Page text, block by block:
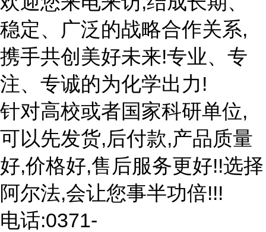
稳定、广泛的战略合作关系,
携手共创美好未来!专业、专
注、专诚的为化学出力!
针对高校或者国家科研单位,
可以先发货,后付款,产品质量
好,价格好,售后服务更好!!选择
阿尔法,会让您事半功倍!!!
电话:0371-